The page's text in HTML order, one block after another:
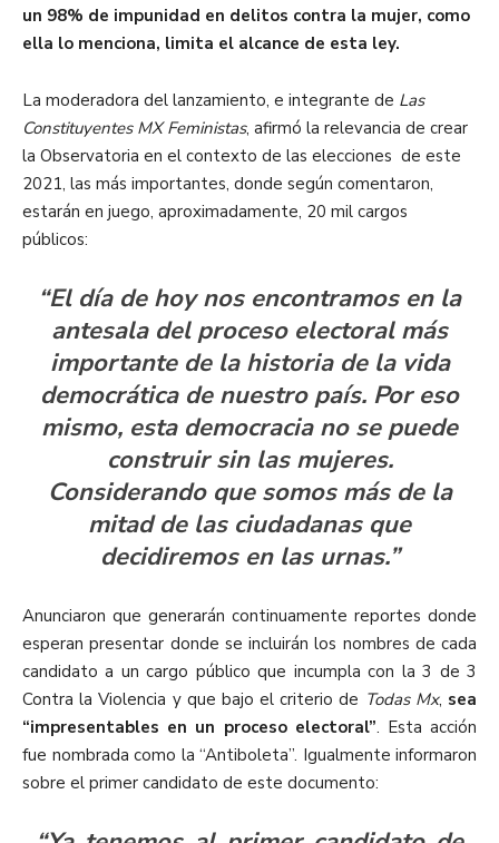
un 98% de impunidad en delitos contra la mujer, como
ella lo menciona, limita el alcance de esta ley.
La moderadora del lanzamiento, e integrante de Las
Constituyentes MX Feministas, afirmó la relevancia de crear
la Observatoria en el contexto de las elecciones de este
2021, las más importantes, donde según comentaron,
estarán en juego, aproximadamente, 20 mil cargos
públicos:
“El día de hoy nos encontramos en la
antesala del proceso electoral más
importante de la historia de la vida
democrática de nuestro país. Por eso
mismo, esta democracia no se puede
construir sin las mujeres.
Considerando que somos más de la
mitad de las ciudadanas que
decidiremos en las urnas.”
Anunciaron que generarán continuamente reportes donde
esperan presentar donde se incluirán los nombres de cada
candidato a un cargo público que incumpla con la 3 de 3
Contra la Violencia y que bajo el criterio de Todas Mx, sea
“impresentables en un proceso electoral”. Esta acción
fue nombrada como la “Antiboleta”. Igualmente informaron
sobre el primer candidato de este documento: